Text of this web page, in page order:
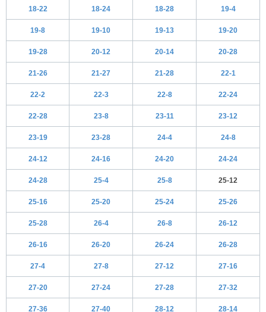
18-22 18-24 18-28 19-4
19-8 19-10 19-13 19-20
19-28 20-12 20-14 20-28
21-26 21-27 21-28 22-1
22-2 22-3 22-8 22-24
22-28 23-8 23-11 23-12
23-19 23-28 24-4 24-8
24-12 24-16 24-20 24-24
24-28 25-4 25-8 25-12
25-16 25-20 25-24 25-26
25-28 26-4 26-8 26-12
26-16 26-20 26-24 26-28
27-4 27-8 27-12 27-16
27-20 27-24 27-28 27-32
27-36 27-40 28-12 28-14